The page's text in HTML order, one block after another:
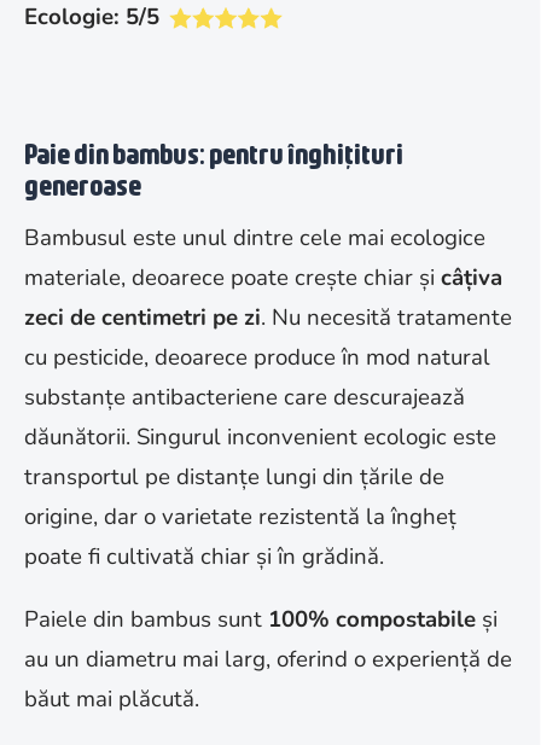
Ecologie: 5/5
Paie din bambus: pentru înghițituri
generoase
Bambusul este unul dintre cele mai ecologice
materiale, deoarece poate crește chiar și câțiva
zeci de centimetri pe zi. Nu necesită tratamente
cu pesticide, deoarece produce în mod natural
substanțe antibacteriene care descurajează
dăunătorii. Singurul inconvenient ecologic este
transportul pe distanțe lungi din țările de
origine, dar o varietate rezistentă la îngheț
poate fi cultivată chiar și în grădină.
Paiele din bambus sunt 100% compostabile și
au un diametru mai larg, oferind o experiență de
băut mai plăcută.